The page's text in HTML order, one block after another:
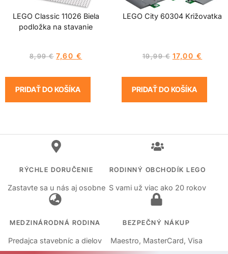
LEGO Classic 11026 Biela
podložka na stavanie
8,99€ 7,60 €
PRIDAŤ DO KOŠÍKA
LEGO City 60304 Križovatka
19,99€ 17,00 €
PRIDAŤ DO KOŠÍKA
RÝCHLE DORUČENIE
Zastavte sa u nás aj osobne
RODINNÝ OBCHODÍK LEGO
S vami už viac ako 20 rokov
MEDZINÁRODNÁ RODINA
Predajca stavebníc a dielov
BEZPEČNÝ NÁKUP
Maestro, MasterCard, Visa